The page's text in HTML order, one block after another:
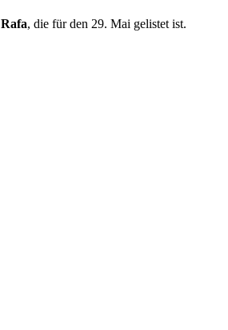
Rafa, die für den 29. Mai gelistet ist.